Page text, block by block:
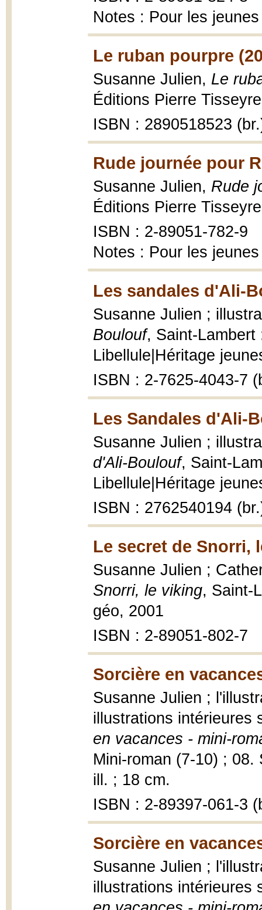
Notes : Pour les
Le ruban pourpre
Susanne Julien, Le
Éditions Pierre
ISBN : 2890518523
Rude journée pour
Susanne Julien, Rude
Éditions Pierre
ISBN : 2-89051-782-9
Notes : Pour les
Les sandales d'Ali-
Susanne Julien ;
Boulouf, Saint-Lambert
Libellule|Héritage
ISBN : 2-7625-4043-7
Les Sandales d'Ali-
Susanne Julien ;
d'Ali-Boulouf, Saint-
Libellule|Héritage
ISBN : 2762540194
Le secret de Snorri,
Susanne Julien ;
Snorri, le viking, Saint-
géo, 2001
ISBN : 2-89051-802-7
Sorcière en
Susanne Julien ;
illustrations intérieures
en vacances - mini-
Mini-roman (7-10) ;
ill. ; 18 cm.
ISBN : 2-89397-061-3
Sorcière en
Susanne Julien ;
illustrations intérieures